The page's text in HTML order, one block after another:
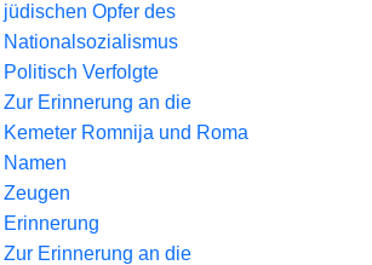
jüdischen Opfer des
Nationalsozialismus
Politisch Verfolgte
Zur Erinnerung an die
Kemeter Romnija und Roma
Namen
Zeugen
Erinnerung
Zur Erinnerung an die